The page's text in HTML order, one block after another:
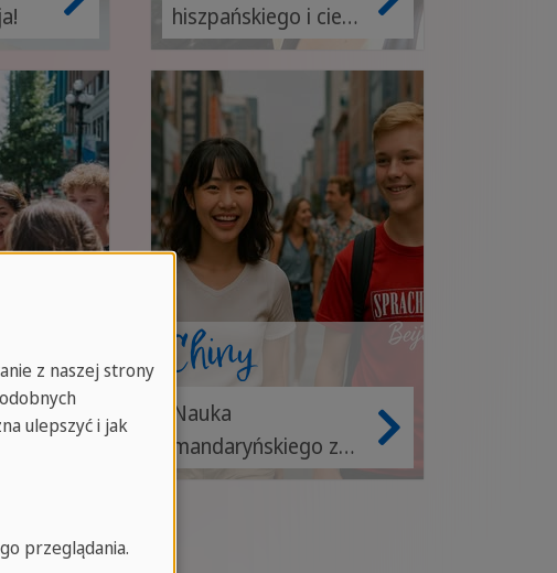
hiszpańskiego i ciesz
się słońcem oraz
karaibską
atmosferą!
Chiny
Nauka
mandaryńskiego z
Dragon Spirit
z naszej strony
ulepszyć i jak
przeglądania.